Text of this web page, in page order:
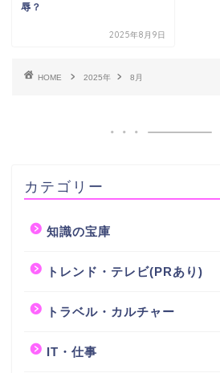
辱？
2025年8月9日
HOME 2025年 8月
カテゴリー
知識の宝庫
トレンド・テレビ(PRあり)
トラベル・カルチャー
IT・仕事